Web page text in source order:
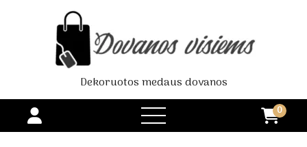
Dekoruotos medaus dovanos
open
menu
0